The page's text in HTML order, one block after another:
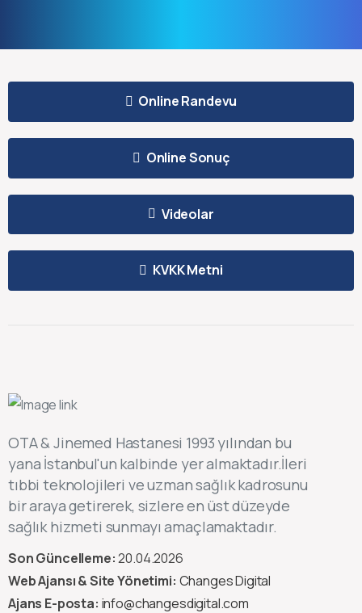
Online Randevu
Online Sonuç
Videolar
KVKK Metni
OTA & Jinemed Hastanesi 1993 yılından bu
yana İstanbul'un kalbinde yer almaktadır.İleri
tıbbi teknolojileri ve uzman sağlık kadrosunu
bir araya getirerek, sizlere en üst düzeyde
sağlık hizmeti sunmayı amaçlamaktadır.
Son Güncelleme:20.04.2026
Web Ajansı & Site Yönetimi: Changes Digital
Ajans E-posta: info@changesdigital.com